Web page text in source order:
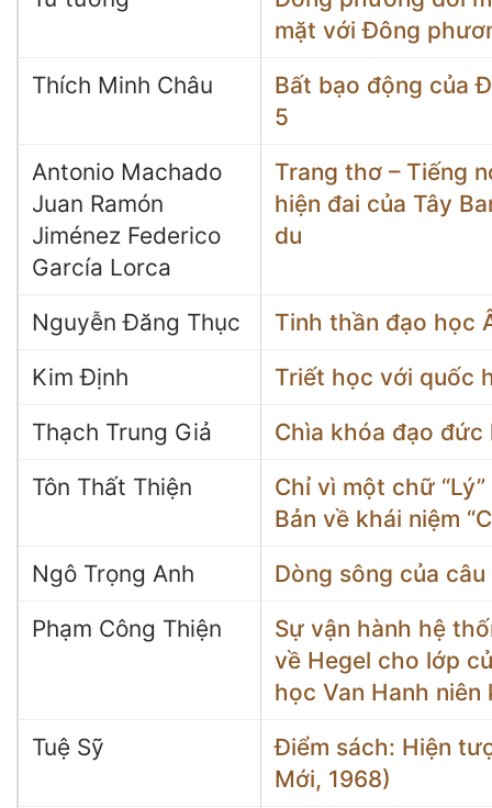
mặt với Đông
Thích Minh Châu
Bất bạo động của
5
Antonio Machado
Juan Ramón
Jiménez Federico
García Lorca
Trang thơ – Tiếng
hiện đai của Tây
du
Nguyễn Đăng Thục
Tinh thần đạo học
Kim Định
Triết học với quốc
Thạch Trung Giả
Chìa khóa đạo đức
Tôn Thất Thiện
Chỉ vì một chữ
Bản về khái niệm
Ngô Trọng Anh
Dòng sông của
Phạm Công Thiện
Sự vận hành hệ
về Hegel cho lớp
học Van Hanh
Tuệ Sỹ
Điểm sách: Hiện
Mới, 1968)